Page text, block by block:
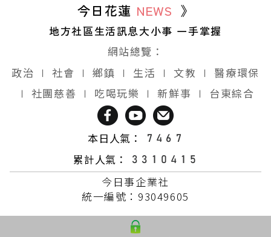
今日花蓮 NEWS 》
地方社區生活訊息大小事 一手掌握
網站總覽：
政治 ∣ 社會 ∣ 鄉鎮 ∣ 生活 ∣ 文教 ∣
醫療環保
∣ 社團慈善 ∣ 吃喝玩樂 ∣ 新鮮事 ∣ 台東綜合
本日人氣：
累計人氣：
今日事企業社
統一編號：93049605